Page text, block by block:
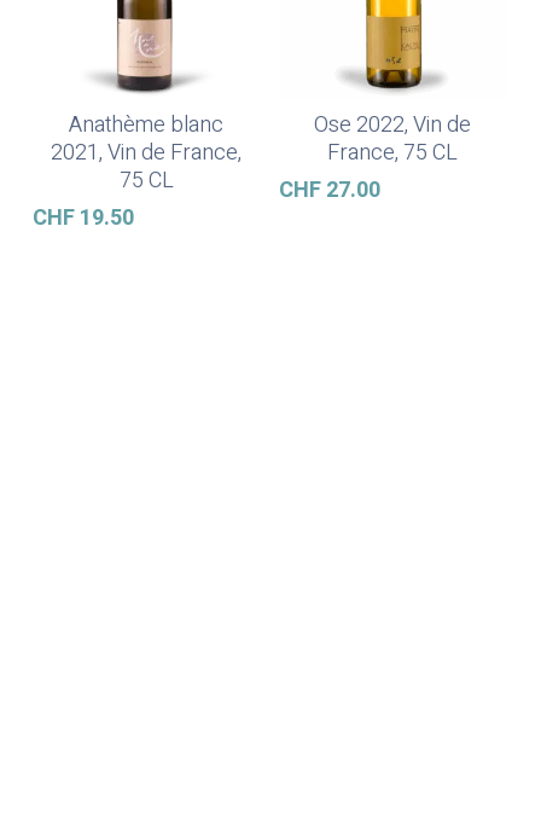
In Den Warenkorb
Anathème blanc
2021, Vin de France,
75 CL
CHF19.50
In Den Warenkorb
Ose 2022, Vin de
France, 75 CL
CHF27.00